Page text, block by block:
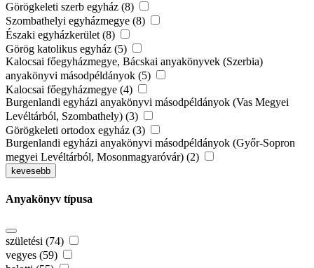
Görögkeleti szerb egyház (8)
Szombathelyi egyházmegye (8)
Északi egyházkerület (8)
Görög katolikus egyház (5)
Kalocsai főegyházmegye, Bácskai anyakönyvek (Szerbia)
anyakönyvi másodpéldányok (5)
Kalocsai főegyházmegye (4)
Burgenlandi egyházi anyakönyvi másodpéldányok (Vas Megyei
Levéltárból, Szombathely) (3)
Görögkeleti ortodox egyház (3)
Burgenlandi egyházi anyakönyvi másodpéldányok (Győr-Sopron
megyei Levéltárból, Mosonmagyaróvár) (2)
kevesebb
Anyakönyv típusa
születési (74)
vegyes (59)